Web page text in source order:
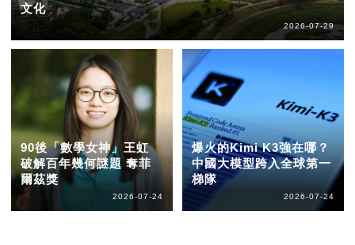
文化
2026-07-29
90後「數學女神」王虹
破解百年幾何謎題 奪菲
爾茲獎
2026-07-24
爆火的Kimi K3強在哪？
中國大模型跨入全球第一
梯隊
2026-07-24